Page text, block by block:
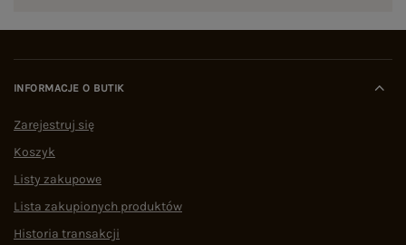
INFORMACJE O BUTIK
Zarejestruj się
Koszyk
Listy zakupowe
Lista zakupionych produktów
Historia transakcji